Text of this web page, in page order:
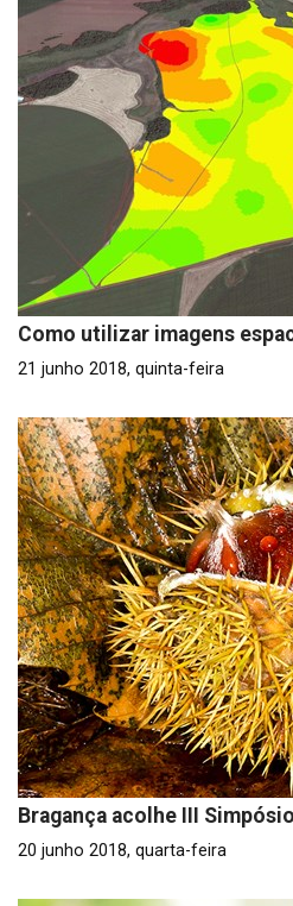
Como utilizar imagens
21 junho 2018, quinta-feira
Bragança acolhe III
20 junho 2018, quarta-feira